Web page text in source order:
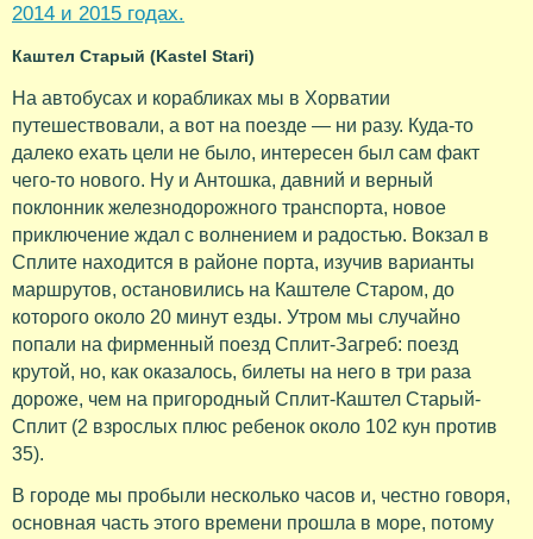
2014 и 2015 годах.
Каштел Старый (Kastel Stari)
На автобусах и корабликах мы в Хорватии
путешествовали, а вот на поезде — ни разу. Куда-то
далеко ехать цели не было, интересен был сам факт
чего-то нового. Ну и Антошка, давний и верный
поклонник железнодорожного транспорта, новое
приключение ждал с волнением и радостью. Вокзал в
Сплите находится в районе порта, изучив варианты
маршрутов, остановились на Каштеле Старом, до
которого около 20 минут езды. Утром мы случайно
попали на фирменный поезд Сплит-Загреб: поезд
крутой, но, как оказалось, билеты на него в три раза
дороже, чем на пригородный Сплит-Каштел Старый-
Сплит (2 взрослых плюс ребенок около 102 кун против
35).
В городе мы пробыли несколько часов и, честно говоря,
основная часть этого времени прошла в море, потому